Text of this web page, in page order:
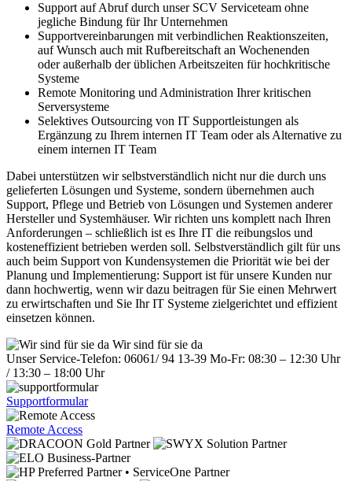
Support auf Abruf durch unser SCV Serviceteam ohne
jegliche Bindung für Ihr Unternehmen
Supportvereinbarungen mit verbindlichen Reaktionszeiten,
auf Wunsch auch mit Rufbereitschaft an Wochenenden
oder außerhalb der üblichen Arbeitszeiten für hochkritische
Systeme
Remote Monitoring und Administration Ihrer kritischen
Serversysteme
Selektives Outsourcing von IT Supportleistungen als
Ergänzung zu Ihrem internen IT Team oder als Alternative zu
einem internen IT Team
Dabei unterstützen wir selbstverständlich nicht nur die durch uns
gelieferten Lösungen und Systeme, sondern übernehmen auch
Support, Pflege und Betrieb von Lösungen und Systemen anderer
Hersteller und Systemhäuser. Wir richten uns komplett nach Ihren
Anforderungen – schließlich ist es Ihre IT die reibungslos und
kosteneffizient betrieben werden soll. Selbstverständlich gilt für uns
auch beim Support von Kundensystemen die Priorität wie bei der
Planung und Implementierung: Support ist für unsere Kunden nur
dann hochwertig, wenn wir dazu beitragen für Sie einen Mehrwert
zu erwirtschaften und Sie Ihr IT Systeme zielgerichtet und effizient
einsetzen können.
Wir sind für sie da
Unser Service-Telefon: 06061/94 13-39 Mo-Fr: 08:30 – 12:30 Uhr
/ 13:30 – 18:00 Uhr
Supportformular
Remote Access